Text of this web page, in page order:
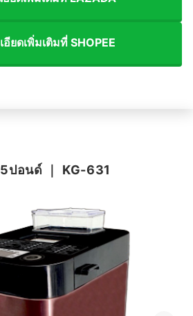
อียดเพิ่มเติมที่ SHOPEE
ปอนด์ KG-631